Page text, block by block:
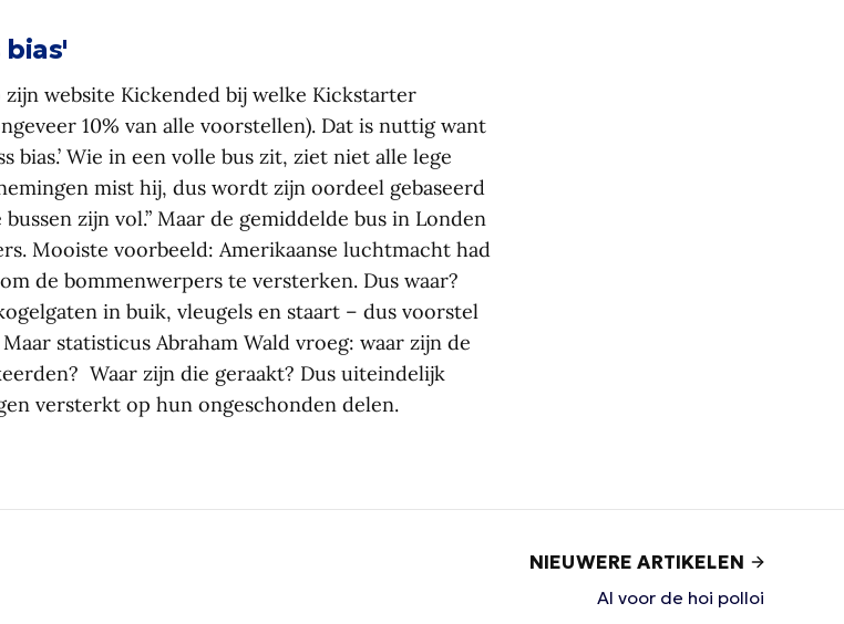
website Kickended bij welke Kickstarter
10% van alle voorstellen). Dat is nuttig want
bias.’ Wie in een volle bus zit, ziet niet alle lege
mist hij, dus wordt zijn oordeel gebaseerd
zijn vol.” Maar de gemiddelde bus in Londen
Mooiste voorbeeld: Amerikaanse luchtmacht had
de bommenwerpers te versterken. Dus waar?
in buik, vleugels en staart – dus voorstel
statisticus Abraham Wald vroeg: waar zijn de
Waar zijn die geraakt? Dus uiteindelijk
versterkt op hun ongeschonden delen.
NIEUWERE ARTIKELEN
AI voor de hoi polloi